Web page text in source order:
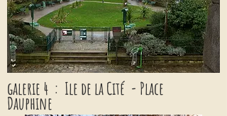
galerie 4 : Ile de la Cité - Place
Dauphine